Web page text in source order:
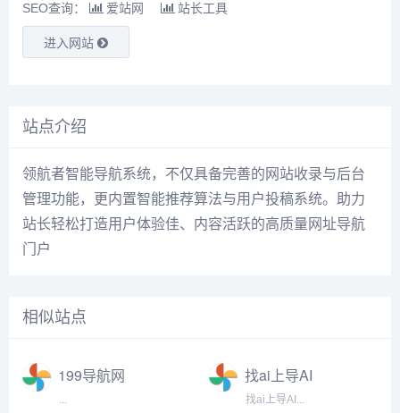
SEO查询：
爱站网 站长工具
进入网站
站点介绍
领航者智能导航系统，不仅具备完善的 网站收录与后台
管理功能，更内置智能推荐算法与用户投稿系统。助力
站长轻松打造用户体验佳、内容活跃的高质量 网址导航
门户
相似站点
199导航网
...
找ai上导AI
找ai上导AI...